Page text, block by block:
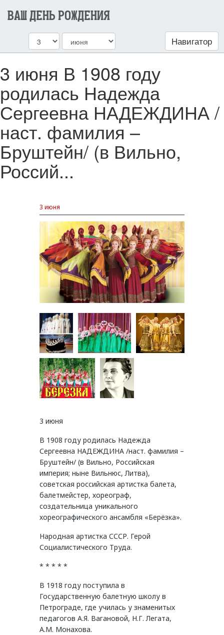
ВАШ ДЕНЬ РОЖДЕНИЯ
Навигатор
3 июня В 1908 году
родилась Надежда
Сергеевна НАДЕЖДИНА /
наст. фамилия –
Бруштейн/ (в Вильно,
Россий...
3 июня
3 июня
В 1908 году родилась Надежда
Сергеевна НАДЕЖДИНА /наст. фамилия –
Бруштейн/ (в Вильно, Российская
империя; ныне Вильнюс, Литва),
советская российская артистка балета,
балетмейстер, хореограф,
создательница уникального
хореографического ансамбля «Берёзка».
Народная артистка СССР. Герой
Социалистического Труда.
* * * * *
В 1918 году поступила в
Государственную балетную школу в
Петрограде, где училась у знаменитых
педагогов А.Я. Вагановой, Н.Г. Легата,
А.М. Монахова.